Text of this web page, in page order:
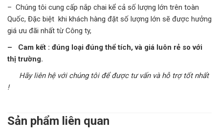
– Chúng tôi cung cấp nắp chai kể cả số lượng lớn trên toàn
Quốc, Đặc biệt khi khách hàng đặt số lượng lớn sẽ được hưởng
giá ưu đãi nhất từ Công ty,
– Cam kết : đúng loại đúng thể tích, và giá luôn rẻ so với
thị trường.
Hãy liên hệ với chúng tôi để được tư vấn và hỗ trợ tốt nhất
!
Sản phẩm liên quan